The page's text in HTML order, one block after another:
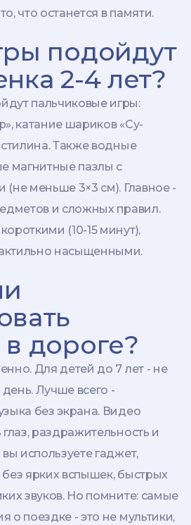
что останется в памяти.
подойдут
2-4 лет?
пальчиковые игры:
катание шариков «Су-
Также водные
магнитные пазлы с
меньше 3×3 см). Главное -
и сложных правил.
(10-15 минут),
насыщенными.
дороге?
Для детей до 7 лет - не
Лучше всего -
без экрана. Видео
глаз, раздражительность и
используете гаджет,
ярких вспышек, быстрых
звуков. Но помните: самые
о поездке - это не мультики,